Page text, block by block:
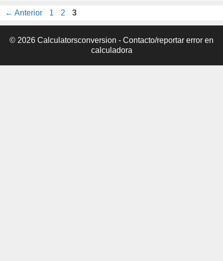
← Anterior Página
1 Página
2 Página
3
© 2026 Calculatorsconversion - Contacto/reportar error en
calculadora